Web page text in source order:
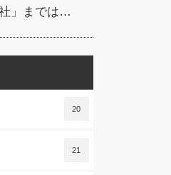
」までは…
20
21